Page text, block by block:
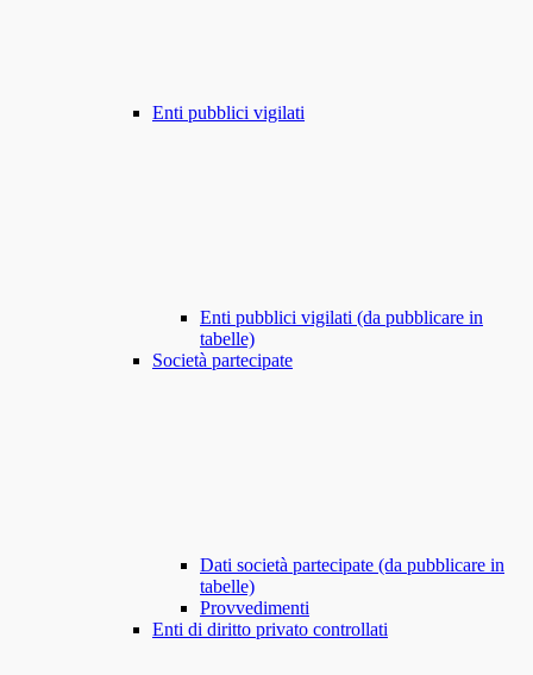
Enti pubblici vigilati
Enti pubblici vigilati (da pubblicare in
tabelle)
Società partecipate
Dati società partecipate (da pubblicare in
tabelle)
Provvedimenti
Enti di diritto privato controllati